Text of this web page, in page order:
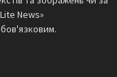
News»